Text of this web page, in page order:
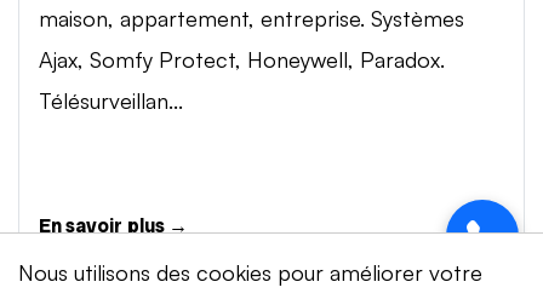
maison, appartement, entreprise. Systèmes
Ajax, Somfy Protect, Honeywell, Paradox.
Télésurveillan...
En savoir plus →
Nous utilisons des cookies pour améliorer votre